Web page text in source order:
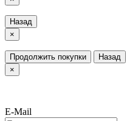
Назад
×
Продолжить покупки
Назад
×
E-Mail